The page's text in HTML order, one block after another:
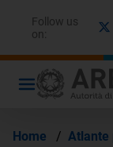
Follow us
on:
Home / Atlante